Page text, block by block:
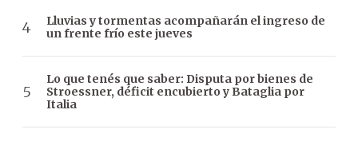
Lluvias y tormentas acompañarán el ingreso de
un frente frío este jueves
Lo que tenés que saber: Disputa por bienes de
Stroessner, déficit encubierto y Bataglia por
Italia